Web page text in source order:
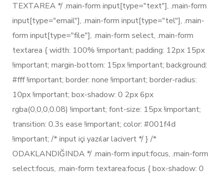
TEXTAREA */ .main-form input[type="text"], .main-form
input[type="email"], .main-form input[type="tel"], .main-
form input[type="file"], .main-form select, .main-form
textarea { width: 100% !important; padding: 12px 15px
!important; margin-bottom: 15px !important; background:
#fff !important; border: none !important; border-radius:
10px !important; box-shadow: 0 2px 6px
rgba(0,0,0,0.08) !important; font-size: 15px !important;
transition: 0.3s ease !important; color: #001f4d
!important; /* input içi yazılar lacivert */ } /*
ODAKLANDIĞINDA */ .main-form input:focus, .main-form
select:focus, .main-form textarea:focus { box-shadow: 0